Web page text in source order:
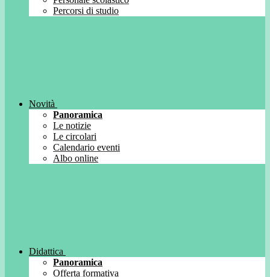
Percorsi di studio
Novità
Panoramica
Le notizie
Le circolari
Calendario eventi
Albo online
Didattica
Panoramica
Offerta formativa